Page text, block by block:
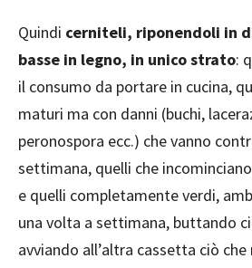
Quindi cerniteli, riponendoli in
basse in legno, in unico strato:
il consumo da portare in cucina,
maturi ma con danni (buchi,
peronospora ecc.) che vanno
settimana, quelli che
e quelli completamente verdi,
una volta a settimana, buttando
avviando all’altra cassetta ciò